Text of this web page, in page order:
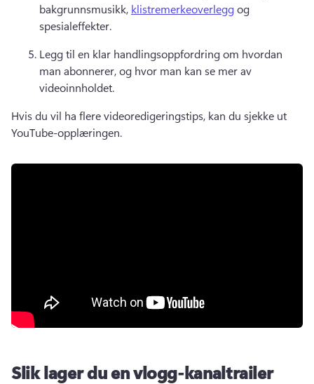
bakgrunnsmusikk, klistremerkeoverlegg og
spesialeffekter.
Legg til en klar handlingsoppfordring om hvordan
man abonnerer, og hvor man kan se mer av
videoinnholdet.
Hvis du vil ha flere videoredigeringstips, kan du sjekke ut
YouTube-opplæringen.
Slik lager du en vlogg-kanaltrailer